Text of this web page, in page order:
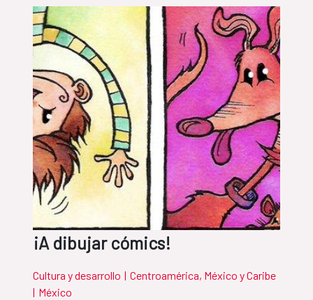
¡A dibujar cómics!
Cultura y desarrollo | Centroamérica, México y Caribe
| México